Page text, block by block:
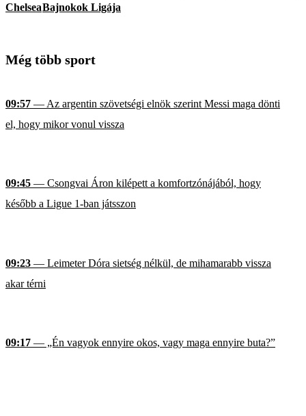
ChelseaBajnokok Ligája
Még több sport
09:57 — Az argentin szövetségi elnök szerint Messi maga dönti
el, hogy mikor vonul vissza
09:45 — Csongvai Áron kilépett a komfortzónájából, hogy
később a Ligue 1-ban játsszon
09:23 — Leimeter Dóra sietség nélkül, de mihamarabb vissza
akar térni
09:17 — „Én vagyok ennyire okos, vagy maga ennyire buta?”